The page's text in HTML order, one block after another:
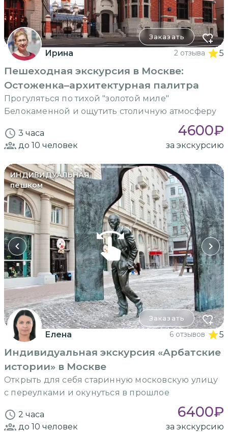
Заказать
Ирина 2 отзыва 5
Пешеходная экскурсия в Москве:
Остоженка–архитектурная палитра
Прогуляться по тихой "золотой миле"
Белокаменной и ощутить столичную атмосферу
3 часа 4600₽
до 10 человек за экскурсию
ИНДИВИДУАЛЬНАЯ
пешком
Заказать
Елена 6 отзывов 5
Индивидуальная экскурсия «Арбатские
истории» в Москве
Открыть для себя старинную московскую улицу
с переулками и окунуться в прошлое
2 часа 6400₽
до 10 человек за экскурсию